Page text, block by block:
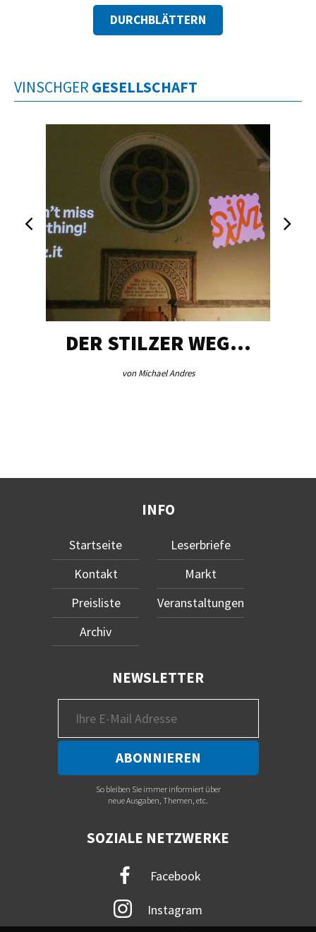
DURCHBLÄTTERN
VINSCHGER GESELLSCHAFT
DER STILZER WEG…
von Michael Andres
INFO
Startseite
Kontakt
Preisliste
Archiv
Leserbriefe
Markt
Veranstaltungen
NEWSLETTER
So bleiben Sie immer informiert über
neue Ausgaben, Themen, etc.
SOZIALE NETZWERKE
Facebook
Instagram